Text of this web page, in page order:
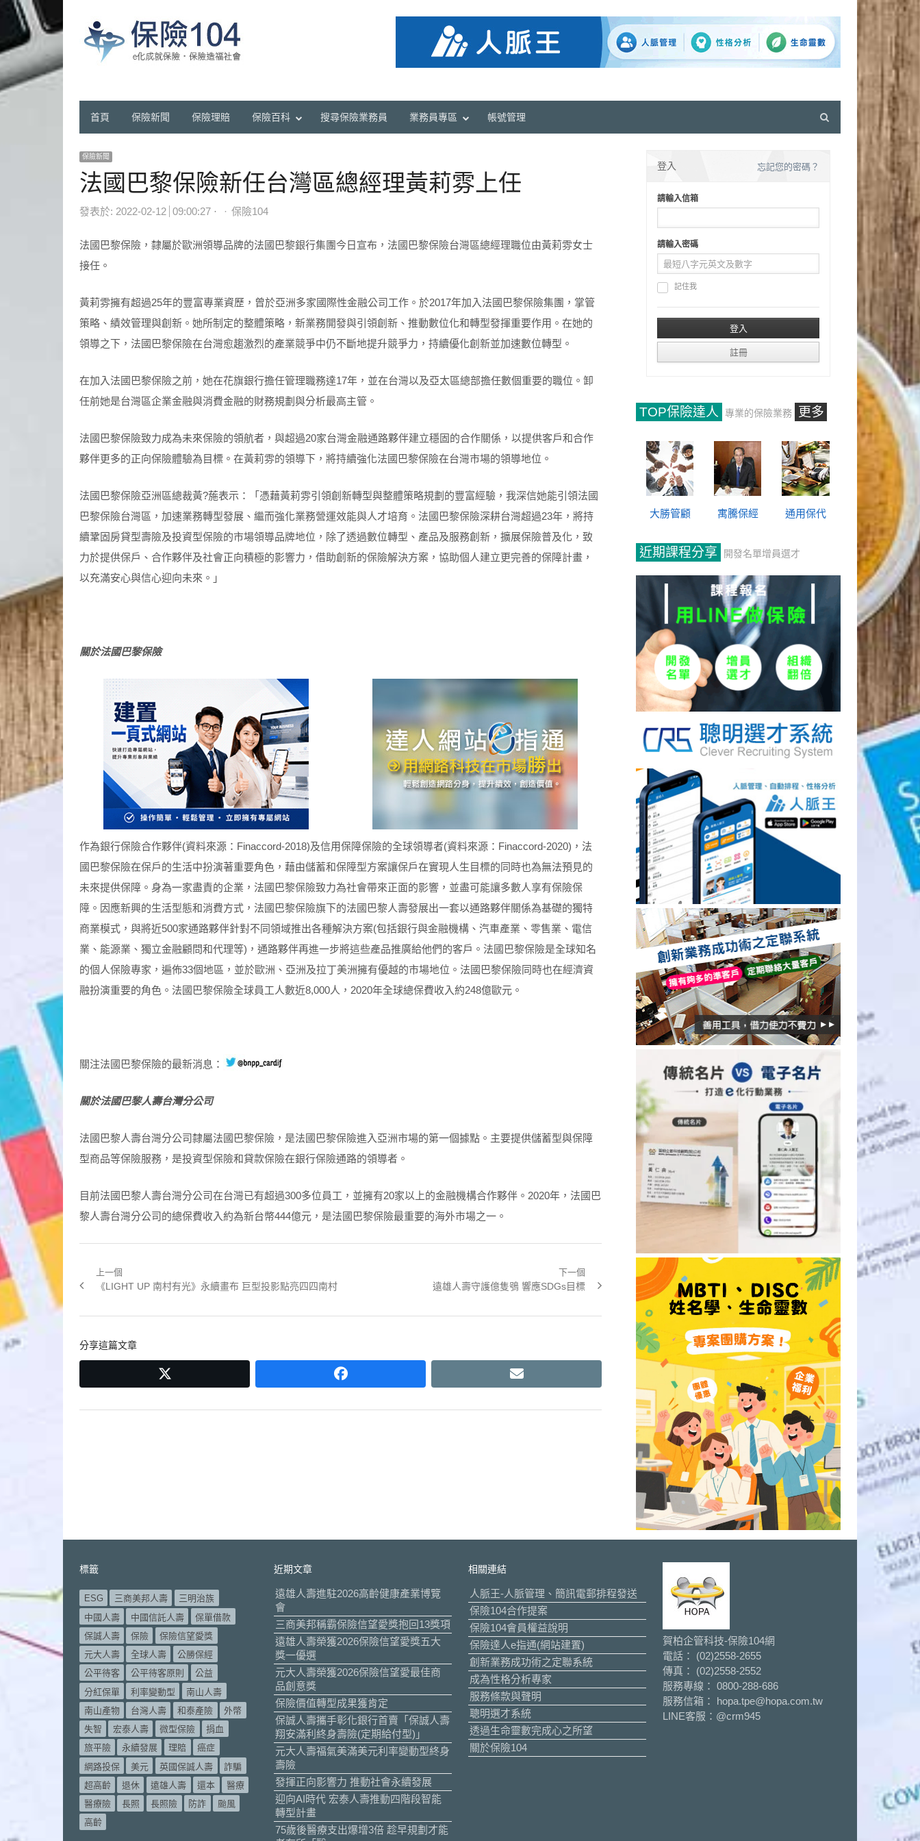
首頁 保險新聞 保險理賠 保險百科 搜尋保險業務員 業務員專區 帳號管理
Open
保險新聞
法國巴黎保險新任台灣區總經理黃莉雰上任
發表於: 2022-02-12 09:00:27 Author
保險104
法國巴黎保險，隸屬於歐洲領導品牌的法國巴黎銀行集團今日宣布，法國巴黎保險台灣區總經理職位由黃莉雰女士
接任。
黃莉雰擁有超過25年的豐富專業資歷，曾於亞洲多家國際性金融公司工作。於2017年加入法國巴黎保險集團，掌管
策略、績效管理與創新。她所制定的整體策略，新業務開發與引領創新、推動數位化和轉型發揮重要作用。在她的
領導之下，法國巴黎保險在台灣愈趨激烈的產業競爭中仍不斷地提升競爭力，持續優化創新並加速數位轉型。
在加入法國巴黎保險之前，她在花旗銀行擔任管理職務達17年，並在台灣以及亞太區總部擔任數個重要的職位。卸
任前她是台灣區企業金融與消費金融的財務規劃與分析最高主管。
法國巴黎保險致力成為未來保險的領航者，與超過20家台灣金融通路夥伴建立穩固的合作關係，以提供客戶和合作
夥伴更多的正向保險體驗為目標。在黃莉雰的領導下，將持續強化法國巴黎保險在台灣市場的領導地位。
法國巴黎保險亞洲區總裁黃?葹表示：「憑藉黃莉雰引領創新轉型與整體策略規劃的豐富經驗，我深信她能引領法國
巴黎保險台灣區，加速業務轉型發展、繼而強化業務營運效能與人才培育。法國巴黎保險深耕台灣超過23年，將持
續鞏固房貸型壽險及投資型保險的市場領導品牌地位，除了透過數位轉型、產品及服務創新，擴展保險普及化，致
力於提供保戶、合作夥伴及社會正向積極的影響力，借助創新的保險解決方案，協助個人建立更完善的保障計畫，
以充滿安心與信心迎向未來。」
關於法國巴黎保險
作為銀行保險合作夥伴(資料來源：Finaccord-2018)及信用保障保險的全球領導者(資料來源：Finaccord-2020)，法
國巴黎保險在保戶的生活中扮演著重要角色，藉由儲蓄和保障型方案讓保戶在實現人生目標的同時也為無法預見的
未來提供保障。身為一家盡責的企業，法國巴黎保險致力為社會帶來正面的影響，並盡可能讓多數人享有保險保
障。因應新興的生活型態和消費方式，法國巴黎保險旗下的法國巴黎人壽發展出一套以通路夥伴關係為基礎的獨特
商業模式，與將近500家通路夥伴針對不同領域推出各種解決方案(包括銀行與金融機構、汽車產業、零售業、電信
業、能源業、獨立金融顧問和代理等)，通路夥伴再進一步將這些產品推廣給他們的客戶。法國巴黎保險是全球知名
的個人保險專家，遍佈33個地區，並於歐洲、亞洲及拉丁美洲擁有優越的市場地位。法國巴黎保險同時也在經濟資
融扮演重要的角色。法國巴黎保險全球員工人數近8,000人，2020年全球總保費收入約248億歐元。
關注法國巴黎保險的最新消息：
關於法國巴黎人壽台灣分公司
法國巴黎人壽台灣分公司隸屬法國巴黎保險，是法國巴黎保險進入亞洲市場的第一個據點。主要提供儲蓄型與保障
型商品等保險服務，是投資型保險和貸款保險在銀行保險通路的領導者。
目前法國巴黎人壽台灣分公司在台灣已有超過300多位員工，並擁有20家以上的金融機構合作夥伴。2020年，法國巴
黎人壽台灣分公司的總保費收入約為新台幣444億元，是法國巴黎保險最重要的海外市場之一。
覽
上一個
Previous
《LIGHT UP 南村有光》永續畫布 巨型投影點亮四四南村
下一個
Next
遠雄人壽守護億隻鴞 響應SDGs目標
分享這篇文章
facebook email
登入 忘記您的密碼？
請輸入信箱
請輸入密碼
記住我
TOP保險達人 專業的保險業務 更多
大勝管顧 寓騰保經 通用保代
近期課程分享 開發名單增員選才
標籤
ESG 三商美邦人壽
三明治族
中國人壽
中國信託人壽
保單借款
保誠人壽
保險
保險信望愛獎
元大人壽
全球人壽
公勝保經
公平待客
公平待客原則
公益
分紅保單
利率變動型
南山人壽
南山產物
台灣人壽 和泰產險
外幣
失智
宏泰人壽 微型保險
捐血
旅平險
永續發展 理賠
癌症
網路投保
美元 英國保誠人壽
詐騙
超高齡
退休 遠雄人壽 還本
醫療
醫療險
長照 長照險 防詐
颱風
高齡
近期文章
遠雄人壽進駐2026高齡健康產業博覽
會
三商美邦稱霸保險信望愛獎抱回13獎項
遠雄人壽榮獲2026保險信望愛獎五大
獎一優選
元大人壽榮獲2026保險信望愛最佳商
品創意獎
保險價值轉型成果獲肯定
保誠人壽攜手彰化銀行首賣「保誠人壽
翔安滿利終身壽險(定期給付型)」
元大人壽福氣美滿美元利率變動型終身
壽險
發揮正向影響力 推動社會永續發展
迎向AI時代 宏泰人壽推動四階段智能
轉型計畫
75歲後醫療支出爆增3倍 趁早規劃才能
相關連結
人脈王-人脈管理、簡訊電郵排程發送
保險104合作提案
保險104會員權益說明
保險達人e指通(網站建置)
創新業務成功術之定聯系統
成為性格分析專家
服務條款與聲明
聰明選才系統
透過生命靈數完成心之所望
關於保險104
賀柏企管科技-保險104網
電話： (02)2558-2655
傳真： (02)2558-2552
服務專線： 0800-288-686
服務信箱： hopa.tpe@hopa.com.tw
LINE客服： @crm945